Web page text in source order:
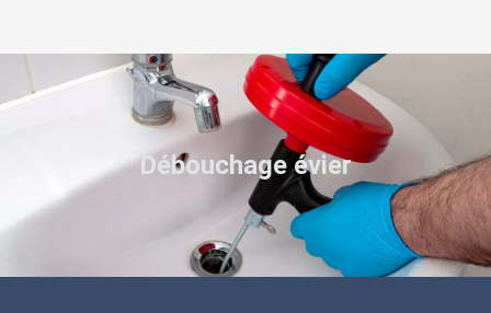
Débouchage évier